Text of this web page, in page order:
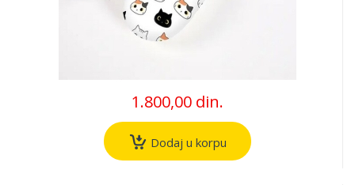
1.800,00 din.
Dodaj u korpu